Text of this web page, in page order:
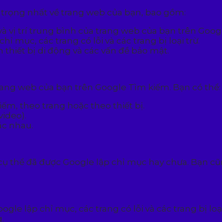
nhất về trang web của bạn, bao gồm:
vị trí trung bình của trang web của bạn trên
mục, các trang có lỗi và các trang bị loại trừ.
bị di động và các vấn đề bảo mật.
web của bạn trên Google Tìm kiếm. Bạn có thể:
theo trang hoặc theo thiết bị.
nhau.
thể đã được Google lập chỉ mục hay chưa. Bạn
lập chỉ mục, các trang có lỗi và các trang bị